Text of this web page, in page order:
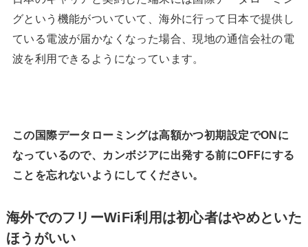
グという機能がついていて、海外に行って日本で提供し
ている電波が届かなくなった場合、現地の通信会社の電
波を利用できるようになっています。
この国際データローミングは高額かつ初期設定でONに
なっているので、カンボジアに出発する前にOFFにする
ことを忘れないようにしてください。
海外でのフリーWiFi利用は初心者はやめといた
ほうがいい